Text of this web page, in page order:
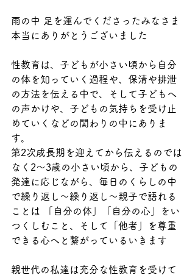
雨の中 足を運んでくださったみなさま
本当にありがとうございました
性教育は、子どもが小さい頃から自分
の体を知っていく過程や、保清や排泄
の方法を伝える中で、そして子どもへ
の声かけや、子どもの気持ちを受け止
めていくなどの関わりの中にありま
す。
第2次成長期を迎えてから伝えるのでは
なく2～3歳の小さい頃から、子どもの
発達に応じながら、毎日のくらしの中
で繰り返し～繰り返し～親子で語れる
ことは 「自分の体」「自分の心」をい
つくしむこと、そして「他者」を尊重
できる心へと繋がっているいきます️
親世代の私達は充分な性教育を受けて